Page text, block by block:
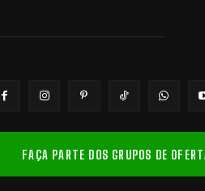
FAÇA PARTE DOS GRUPOS DE